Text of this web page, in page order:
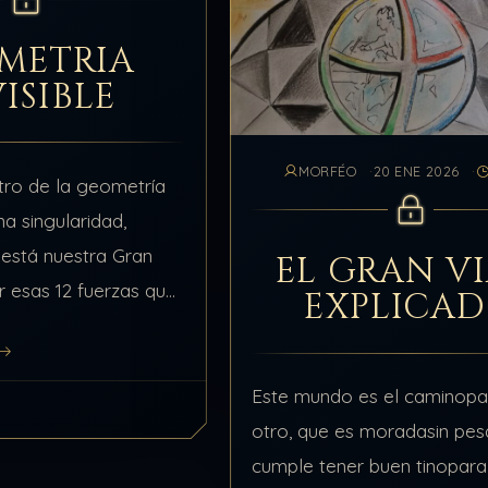
de la geometría
singularidad,
nuestra Gran
esas 12 fuerzas que
somos el
MORFÉO 20 ENE 2026
EL GRAN
Este mundo es el
otro, que es moradasin
cumple tener buen